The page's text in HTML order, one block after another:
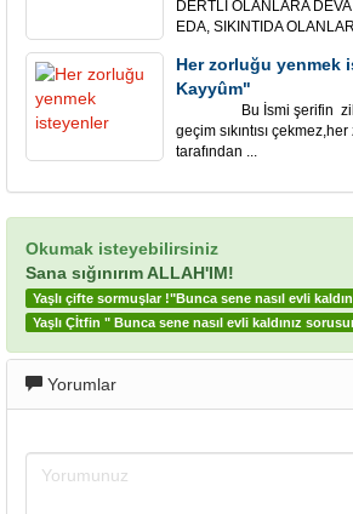
DERTLİ OLANLARA
EDA, SIKINTIDA
Her zorluğu yenmek
Kayyûm"
Bu İsmi şerifin zikri
geçim sıkıntısı
tarafından ...
Okumak isteyebilirsiniz
Sana sığınırım ALLAH'IM!
Yaşlı çifte sormuşlar !"Bunca sene nasıl evli
Yaşlı Çİtfin " Bunca sene nasıl evli kaldınız
Yorumlar